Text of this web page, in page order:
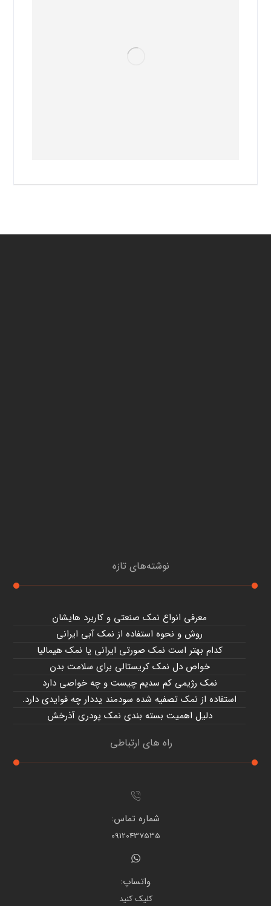
نوشته‌های تازه
معرفی انواع نمک صنعتی و کاربرد هایشان
روش و نحوه استفاده از نمک آبی ایرانی
کدام بهتر است نمک صورتی ایرانی یا نمک هیمالیا
خواص دل نمک کریستالی برای سلامت بدن
نمک رژیمی کم سدیم چیست و چه خواصی دارد
استفاده از نمک تصفیه شده سودمند یددار چه فوایدی دارد.
دلیل اهمیت بسته بندی نمک پودری آذرخش
راه های ارتباطی
شماره تماس:
09120437535
واتساپ:
کلیک کنید